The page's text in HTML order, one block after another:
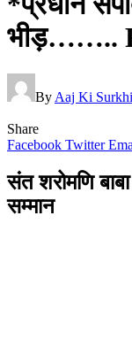
भीड़……..
By Aaj Ki
Share
Facebook Twitter
संत शरोमणि
सम्मान